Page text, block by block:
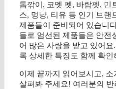
톱깎이, 코멧 펫, 바람펫, 민
스, 멍냥, 티유 등 인기 브랜
제품들이 준비되어 있습니
들로 엄선된 제품들은 안전
어 많은 사랑을 받고 있어
록 상세한 특징도 함께 확인
이제 끝까지 읽어보시고, 소
살펴봐 주세요! 여러분의